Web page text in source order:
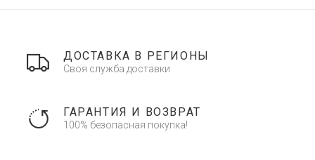
ДОСТАВКА В РЕГИОНЫ
Своя служба доставки
ГАРАНТИЯ И ВОЗВРАТ
100% безопасная покупка!